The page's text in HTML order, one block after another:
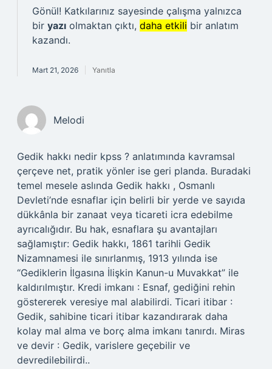
Gönül! Katkılarınız sayesinde çalışma yalnızca
bir yazı olmaktan çıktı, daha etkili bir anlatım
kazandı.
Mart 21, 2026 Yanıtla
Melodi
Gedik hakkı nedir kpss ? anlatımında kavramsal
çerçeve net, pratik yönler ise geri planda. Buradaki
temel mesele aslında Gedik hakkı , Osmanlı
Devleti’nde esnaflar için belirli bir yerde ve sayıda
dükkânla bir zanaat veya ticareti icra edebilme
ayrıcalığıdır. Bu hak, esnaflara şu avantajları
sağlamıştır: Gedik hakkı, 1861 tarihli Gedik
Nizamnamesi ile sınırlanmış, 1913 yılında ise
“Gediklerin İlgasına İlişkin Kanun-u Muvakkat” ile
kaldırılmıştır. Kredi imkanı : Esnaf, gediğini rehin
göstererek veresiye mal alabilirdi. Ticari itibar :
Gedik, sahibine ticari itibar kazandırarak daha
kolay mal alma ve borç alma imkanı tanırdı. Miras
ve devir : Gedik, varislere geçebilir ve
devredilebilirdi..